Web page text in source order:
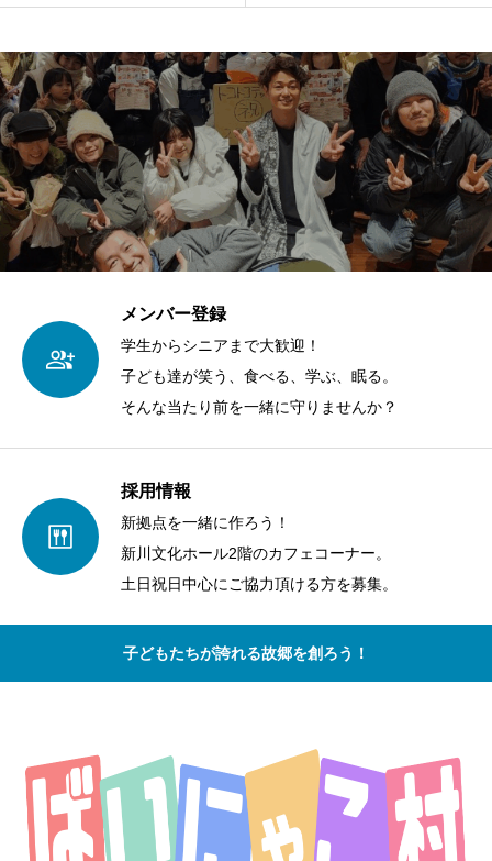
メンバー登録
学生からシニアまで大歓迎！
子ども達が笑う、食べる、学ぶ、眠る。
そんな当たり前を一緒に守りませんか？
採用情報
新拠点を一緒に作ろう！
新川文化ホール2階のカフェコーナー。
土日祝日中心にご協力頂ける方を募集。
子どもたちが誇れる故郷を創ろう！